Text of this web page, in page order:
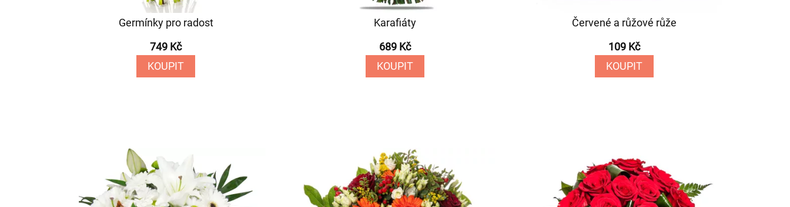
Germínky pro radost
749 Kč
KOUPIT
Karafiáty
689 Kč
KOUPIT
Červené a růžové růže
109 Kč
KOUPIT